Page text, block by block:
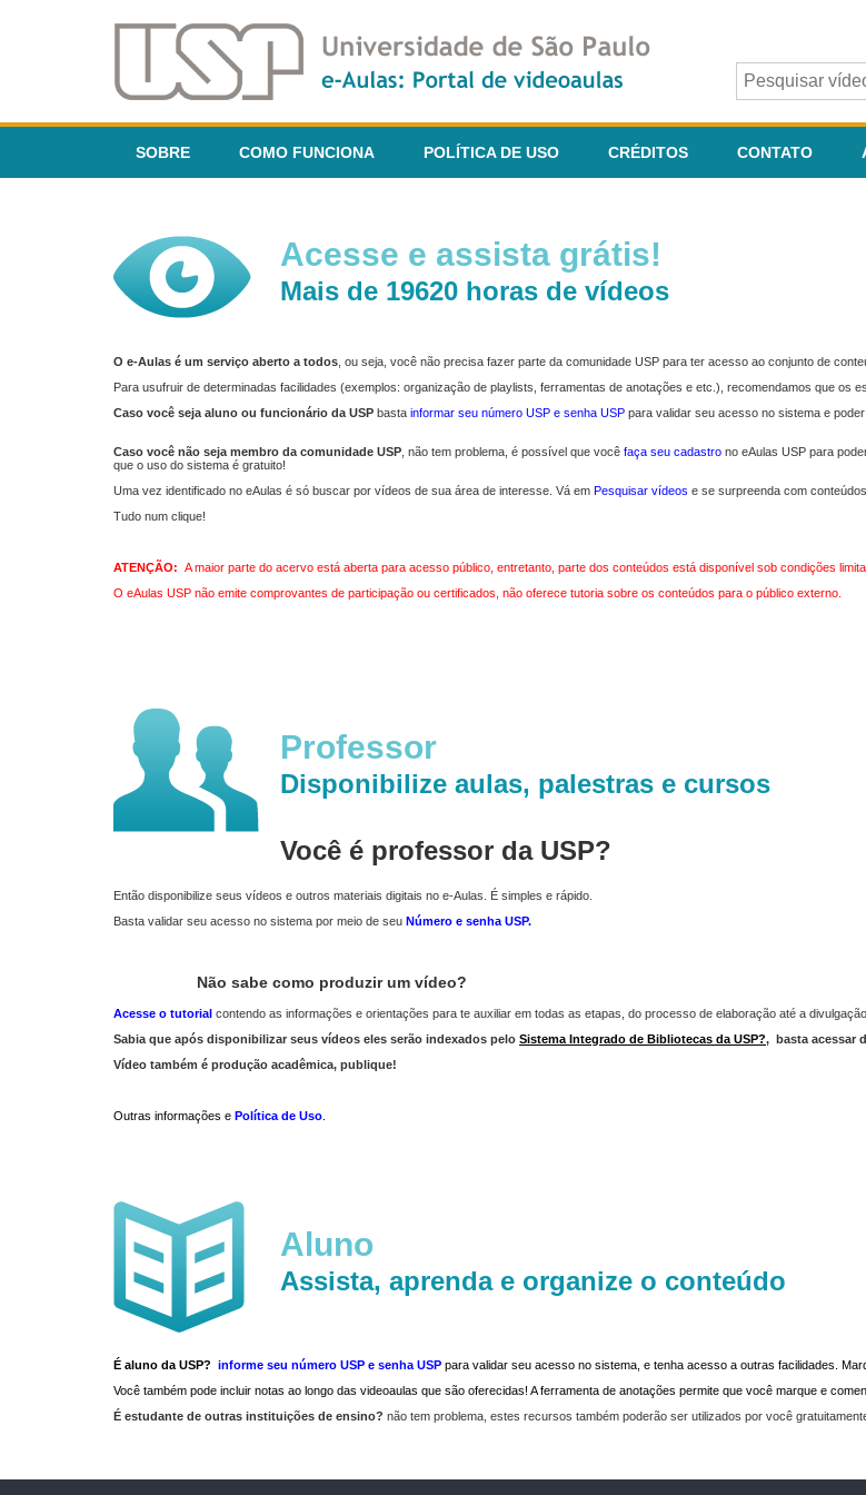
SOBRE COMO FUNCIONA POLÍTICA DE USO CRÉDITOS CONTATO
Acesse e assista grátis!
Mais de 19620 horas de vídeos
O e-Aulas é um serviço aberto a todos , ou seja, você não precisa fazer parte da comunidade USP para ter acesso ao conjunto de
Para usufruir de determinadas facilidades (exemplos: organização de playlists, ferramentas de anotações e etc.), recomendamos que os
Caso você seja aluno ou funcionário da USP basta informar seu número USP e senha USP para validar seu acesso no sistema e
Caso você não seja membro da comunidade USP , não tem problema, é possível que você faça seu cadastro no eAulas USP para
que o uso do sistema é gratuito!
Uma vez identificado no eAulas é só buscar por vídeos de sua área de interesse. Vá em Pesquisar vídeos e se surpreenda com
Tudo num clique!
ATENÇÃO: A maior parte do acervo está aberta para acesso público, entretanto, parte dos conteúdos está disponível sob condições
O eAulas USP não emite comprovantes de participação ou certificados, não oferece tutoria sobre os conteúdos para o público externo.
Professor
Disponibilize aulas, palestras e cursos
Você é professor da USP?
Então disponibilize seus vídeos e outros materiais digitais no e-Aulas. É simples e rápido.
Basta validar seu acesso no sistema por meio de seu Número e senha USP.
Não sabe como produzir um vídeo?
Acesse o tutorial contendo as informações e orientações para te auxiliar em todas as etapas, do processo de elaboração até a divulgação
Sabia que após disponibilizar seus vídeos eles serão indexados pelo Sistema Integrado de Bibliotecas da USP?, basta acessar
Vídeo também é produção acadêmica, publique!
Outras informações e Política de Uso
Aluno
Assista, aprenda e organize o conteúdo
É aluno da USP? informe seu número USP e senha USP para validar seu acesso no sistema, e tenha acesso a outras facilidades.
Você também pode incluir notas ao longo das videoaulas que são oferecidas! A ferramenta de anotações permite que você marque e
É estudante de outras instituições de ensino? não tem problema, estes recursos também poderão ser utilizados por você